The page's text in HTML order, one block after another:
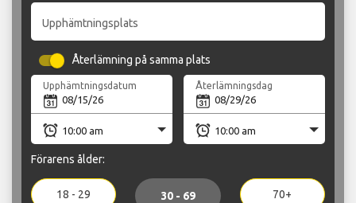
Upphämtningsplats
Återlämning på samma plats
Upphämtningsdatum Återlämningsdag
Förarens ålder:
18 - 29 30 - 69 70+